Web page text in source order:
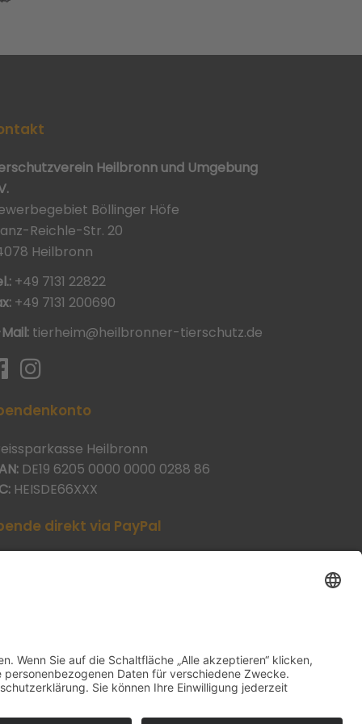
Heilbronn und Umgebung
Böllinger Höfe
Reichle-Str. 20
Heilbronn
+49 7131 22822
+49 7131 200690
tierheim@heilbronner-tierschutz.de
Heilbronn
DE19 6205 0000 0000 0288 86
HEISDE66XXX
direkt via PayPal